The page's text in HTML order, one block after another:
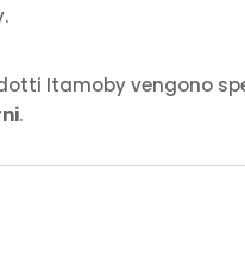
Itamoby vengono
.